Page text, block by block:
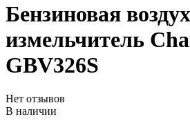
Бензиновая
измельчитель
GВV326S
Нет отзывов
В наличии